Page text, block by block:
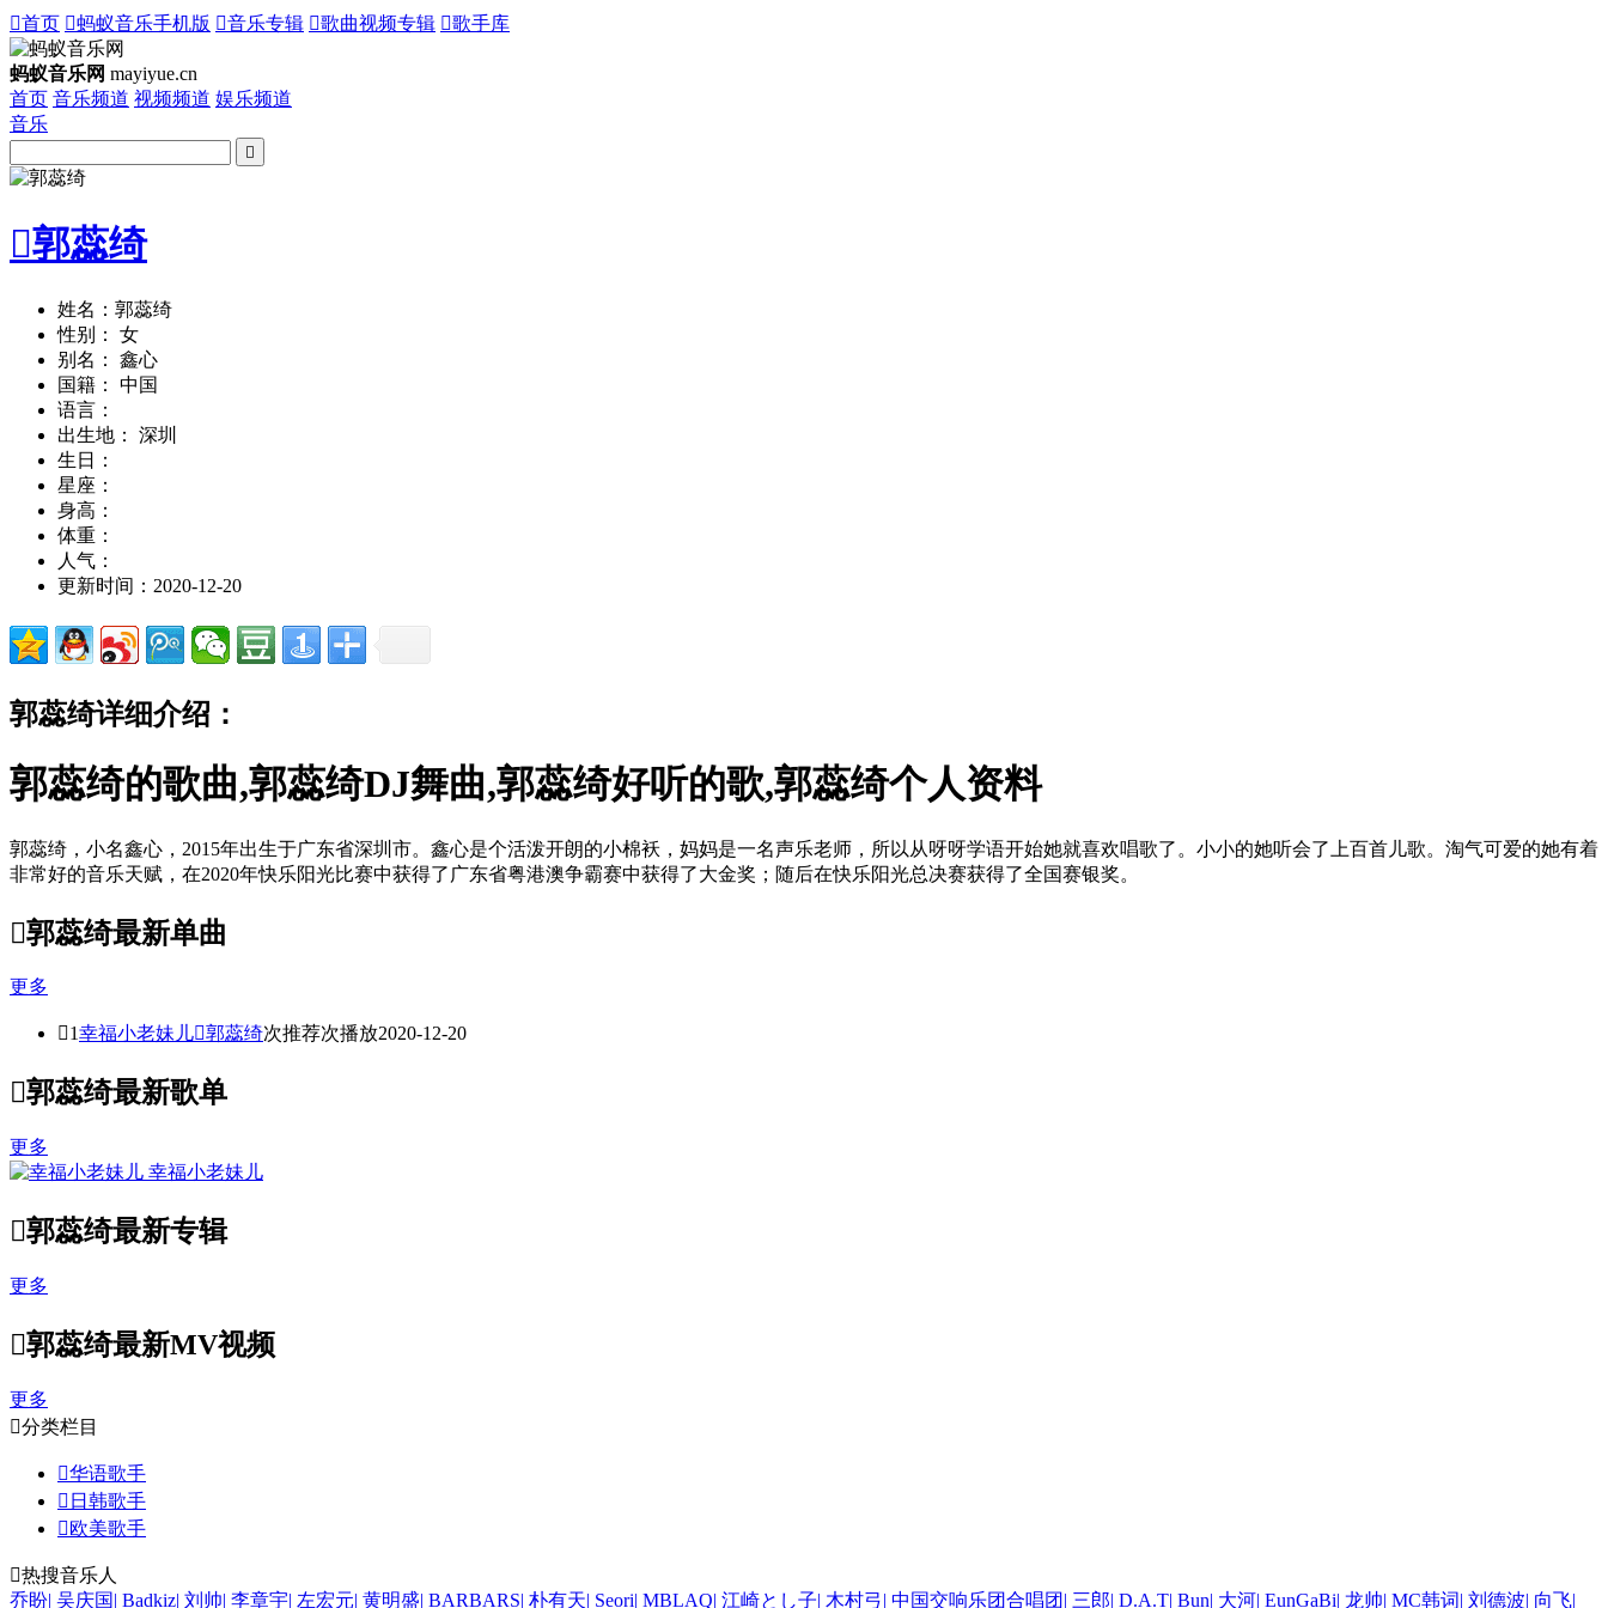
首页 蚂蚁音乐手机版 音乐专辑 歌曲视频专辑 歌手库
蚂蚁音乐网 mayiyue.cn
首页 音乐频道 视频频道 娱乐频道
音乐

郭蕊绮
姓名：郭蕊绮
性别： 女
别名： 鑫心
国籍： 中国
语言：
出生地： 深圳
生日：
星座：
身高：
体重：
人气：
更新时间：2020-12-20
郭蕊绮详细介绍：
郭蕊绮的歌曲,郭蕊绮DJ舞曲,郭蕊绮好听的歌,郭蕊绮个人资料
郭蕊绮，小名鑫心，2015年出生于广东省深圳市。鑫心是个活泼开朗的小棉袄，妈妈是一名声乐老师，所以从呀呀学语开始她就喜欢唱歌了。小小的她听会了上百首儿歌。淘气可爱的她有着
非常好的音乐天赋，在2020年快乐阳光比赛中获得了广东省粤港澳争霸赛中获得了大金奖；随后在快乐阳光总决赛获得了全国赛银奖。
郭蕊绮最新单曲
更多
1幸福小老妹儿郭蕊绮次推荐次播放2020-12-20
郭蕊绮最新歌单
更多
幸福小老妹儿
郭蕊绮最新专辑
更多
郭蕊绮最新MV视频
更多
分类栏目
华语歌手
 日韩歌手
欧美歌手
热搜音乐人
乔盼| 吴庆国| Badkiz| 刘帅| 李章宇| 左宏元| 黄明盛| BARBARS| 朴有天| Seori| MBLAQ| 江崎とし子| 木村弓| 中国交响乐团合唱团 | 三郎| D.A.T| Bun| 大河| EunGaBi| 龙帅| MC韩词| 刘德波| 向飞|